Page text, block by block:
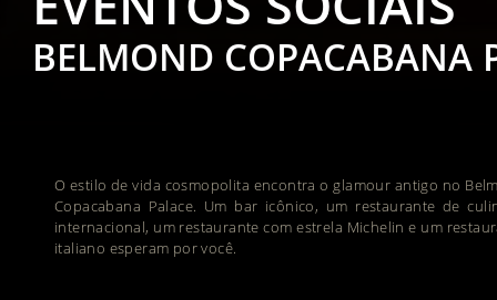
BELMOND COPACABANA
O estilo de vida cosmopolita encontra o glamour antigo no
Copacabana Palace. Um bar icônico, um restaurante de
internacional, um restaurante com estrela Michelin e um
italiano esperam por você.